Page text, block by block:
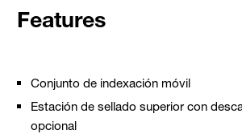
Features
Conjunto de indexación móvil
Estación de sellado superior con
opcional